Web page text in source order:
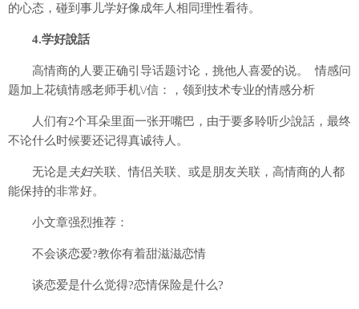
的心态，碰到事儿学好像成年人相同理性看待。
4.学好說話
高情商的人要正确引导话题讨论，挑他人喜爱的说。 情感问
题加上花镇情感老师手机\/信：
，领到技术专业的情感分析
人们有2个耳朵里面一张开嘴巴，由于要多聆听少說話，最终
不论什么时候要还记得真诚待人。
无论是夫妇关联、情侣关联、或是朋友关联，高情商的人都
能保持的非常好。
小文章强烈推荐：
不会谈恋爱?教你有着甜滋滋恋情
谈恋爱是什么觉得?恋情保险是什么?